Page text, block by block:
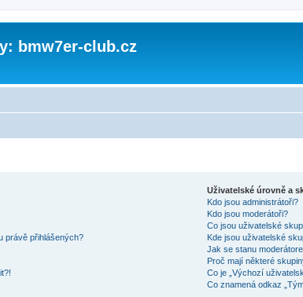
bmw7er-club.cz
právě přihlášených?
Uživatelské úrovně a
Kdo jsou administrátoři?
Kdo jsou moderátoři?
Co jsou uživatelské
Kde jsou uživatelské
Jak se stanu
Proč mají některé
Co je „Výchozí
Co znamená odkaz